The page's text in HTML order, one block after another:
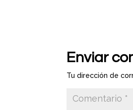
Enviar
Tu dirección de